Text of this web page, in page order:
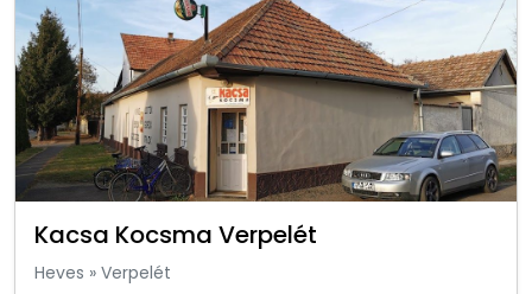
Kacsa Kocsma Verpelét
Heves » Verpelét